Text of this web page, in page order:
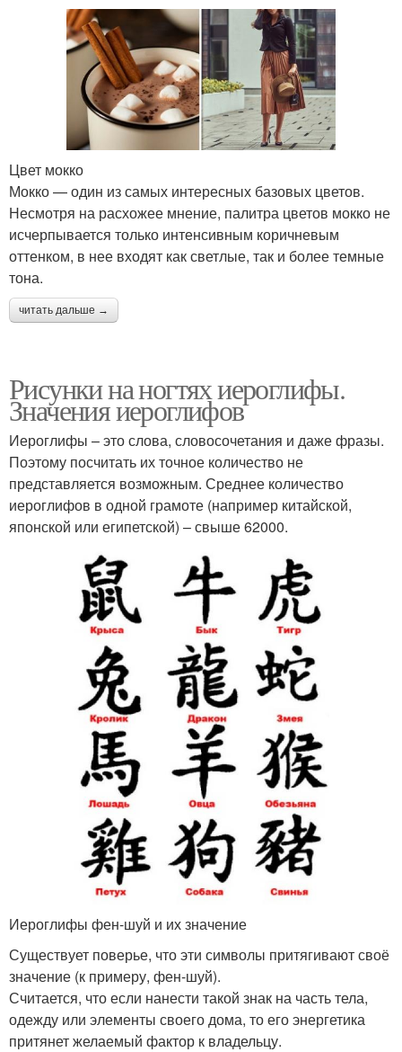
Цвет мокко
Мокко — один из самых интересных базовых цветов.
Несмотря на расхожее мнение, палитра цветов мокко не
исчерпывается только интенсивным коричневым
оттенком, в нее входят как светлые, так и более темные
тона.
читать дальше →
Рисунки на ногтях иероглифы.
Значения иероглифов
Иероглифы – это слова, словосочетания и даже фразы.
Поэтому посчитать их точное количество не
представляется возможным. Среднее количество
иероглифов в одной грамоте (например китайской,
японской или египетской) – свыше 62000.
Иероглифы фен-шуй и их значение
Существует поверье, что эти символы притягивают своё
значение (к примеру, фен-шуй).
Считается, что если нанести такой знак на часть тела,
одежду или элементы своего дома, то его энергетика
притянет желаемый фактор к владельцу.